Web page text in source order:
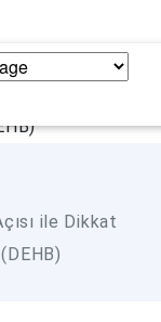
ile Dikkat